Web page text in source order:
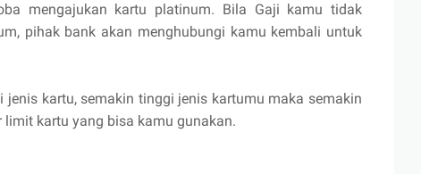
mengajukan kartu platinum. Bila Gaji kamu tidak
pihak bank akan menghubungi kamu kembali untuk
kartu, semakin tinggi jenis kartumu maka semakin
kartu yang bisa kamu gunakan.